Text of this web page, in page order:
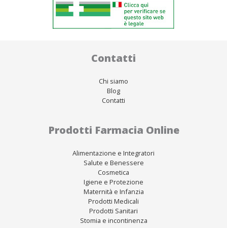
Contatti
Chi siamo
Blog
Contatti
Prodotti Farmacia Online
Alimentazione e Integratori
Salute e Benessere
Cosmetica
Igiene e Protezione
Maternità e Infanzia
Prodotti Medicali
Prodotti Sanitari
Stomia e incontinenza